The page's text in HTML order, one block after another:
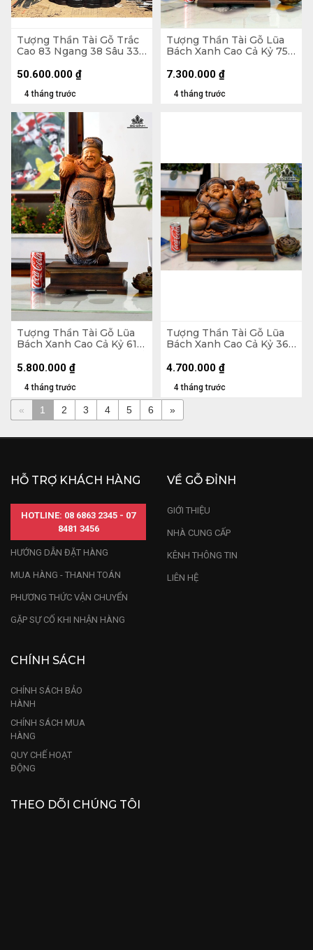
Tượng Thần Tài Gỗ Trắc
Cao 83 Ngang 38 Sâu 33
4 tháng trước
50.600.000 ₫
Tượng Thần Tài Gỗ Lũa
Bách Xanh Cao Cả Kỷ 75
Cao 10 (cm)
4 tháng trước
7.300.000 ₫
Tượng Thần Tài Gỗ Lũa
Bách Xanh Cao Cả Kỷ 61
Cao 10 (cm)
4 tháng trước
5.800.000 ₫
Tượng Thần Tài Gỗ Lũa
Bách Xanh Cao Cả Kỷ 36
Kỷ Cao 10 (cm)
4 tháng trước
4.700.000 ₫
« 1 2 3 4 5 6 »
HỖ TRỢ KHÁCH HÀNG
HOTLINE: 08 6863 2345 - 07
8481 3456
HƯỚNG DẪN ĐẶT HÀNG
MUA HÀNG - THANH TOÁN
PHƯƠNG THỨC VẬN CHUYỂN
GẶP SỰ CỐ KHI NHẬN HÀNG
VỀ GỖ ĐỈNH
GIỚI THIỆU
NHÀ CUNG CẤP
KÊNH THÔNG TIN
LIÊN HỆ
CHÍNH SÁCH
CHÍNH SÁCH BẢO
HÀNH
CHÍNH SÁCH MUA
HÀNG
QUY CHẾ HOẠT
ĐỘNG
THEO DÕI CHÚNG TÔI